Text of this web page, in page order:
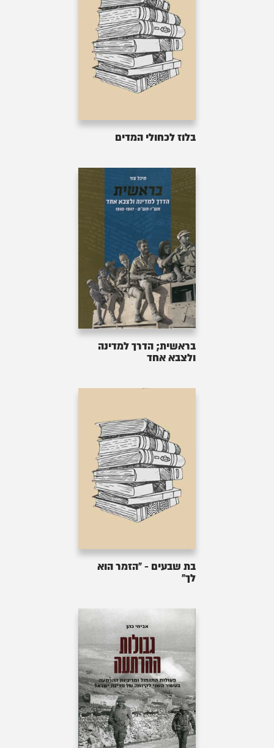
בלוז לכחולי המדים
בראשית; הדרך למדינה
ולצבא אחד
בת שבעים - "הזמר הוא
לך"